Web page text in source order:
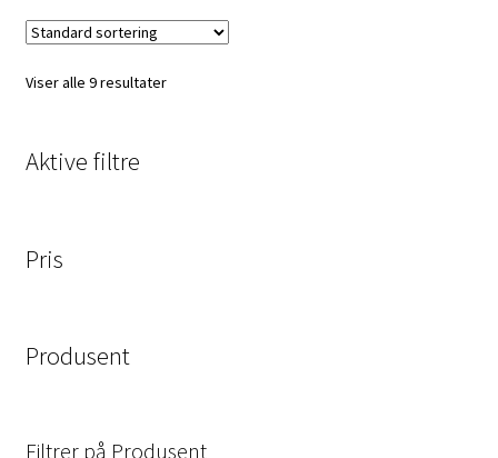
Viser alle 9 resultater
Aktive filtre
Pris
Produsent
Filtrer på Produsent